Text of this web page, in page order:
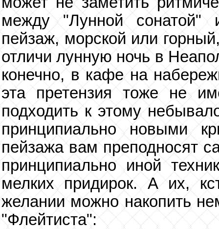
между "Лунной сонатой"
пейзаж, морской или
отличи лунную ночь в
конечно, в кафе на
эта претензия тоже не
подходить к этому
принципиально новыми
пейзажа вам преподносят
принципиально иной
мелких придирок. А их,
желании можно накопить
"Флейтиста":